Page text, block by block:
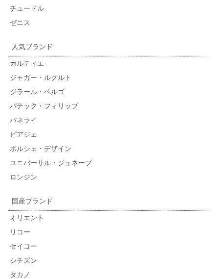
チュードル
ゼニス
人気ブランド
カルティエ
ジャガー・ルクルト
ジラール・ペルゴ
パテック・フィリップ
パネライ
ピアジェ
ポルシェ・デザイン
ユニバーサル・ジュネーブ
ロンジン
国産ブランド
オリエント
リコー
セイコー
シチズン
タカノ